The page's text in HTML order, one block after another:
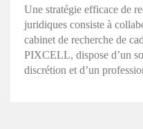
Une stratégie efficace de
juridiques consiste à
cabinet de recherche de
PIXCELL, dispose d’un
discrétion et d’un